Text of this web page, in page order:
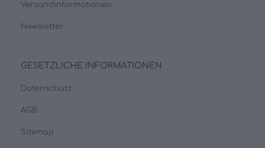
Versandinformationen
Newsletter
GESETZLICHE INFORMATIONEN
Datenschutz
AGB
Sitemap